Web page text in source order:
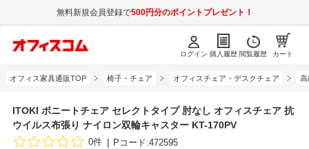
無料新規会員登録で500円分のポイントプレゼント！
ログイン 購入履歴 閲覧履歴 カート
オフィス家具通販TOP 椅子・チェア オフィスチェア・デスクチェア 高
ITOKI ボニートチェア セレクトタイプ 肘なし オフィスチェア 抗
ウイルス布張り ナイロン双輪キャスター KT-170PV
0件 Pコード:472595